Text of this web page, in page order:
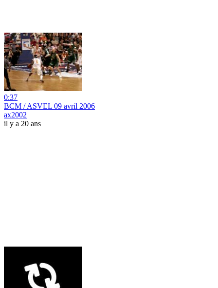
0:37
BCM / ASVEL 09 avril 2006
ax2002
il y a 20 ans